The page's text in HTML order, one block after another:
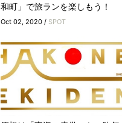
和町」で旅ランを楽しもう！
Oct 02, 2020 / SPOT